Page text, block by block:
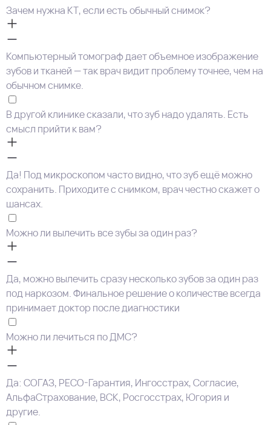
Зачем нужна КТ, если есть обычный снимок?
Компьютерный томограф дает объемное изображение
зубов и тканей — так врач видит проблему точнее, чем на
обычном снимке.
В другой клинике сказали, что зуб надо удалять. Есть
смысл прийти к вам?
Да! Под микроскопом часто видно, что зуб ещё можно
сохранить. Приходите с снимком, врач честно скажет о
шансах.
Можно ли вылечить все зубы за один раз?
Да, можно вылечить сразу несколько зубов за один раз
под наркозом. Финальное решение о количестве всегда
принимает доктор после диагностики
Можно ли лечиться по ДМС?
Да: СОГАЗ, РЕСО-Гарантия, Ингосстрах, Согласие,
АльфаСтрахование, ВСК, Росгосстрах, Югория и
другие.